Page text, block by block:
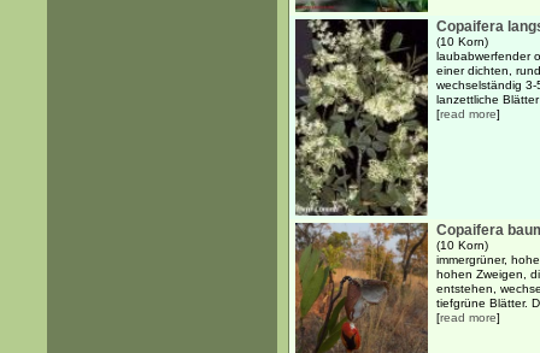
Copaifera
(10 Korn)
laubabwerfender
einer dichten,
wechselständig
lanzettliche
[read more]
Copaifera
(10 Korn)
immergrüner,
hohen Zweigen,
entstehen,
tiefgrüne Blätter.
[read more]